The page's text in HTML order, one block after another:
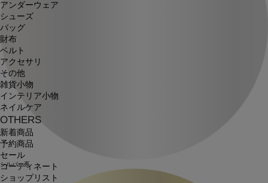
アンダーウェア
シューズ
バッグ
財布
ベルト
アクセサリ
その他
雑貨小物
インテリア小物
ネイルケア
OTHERS
新着商品
予約商品
セール
コーディネート
ショップリスト
シルバー系